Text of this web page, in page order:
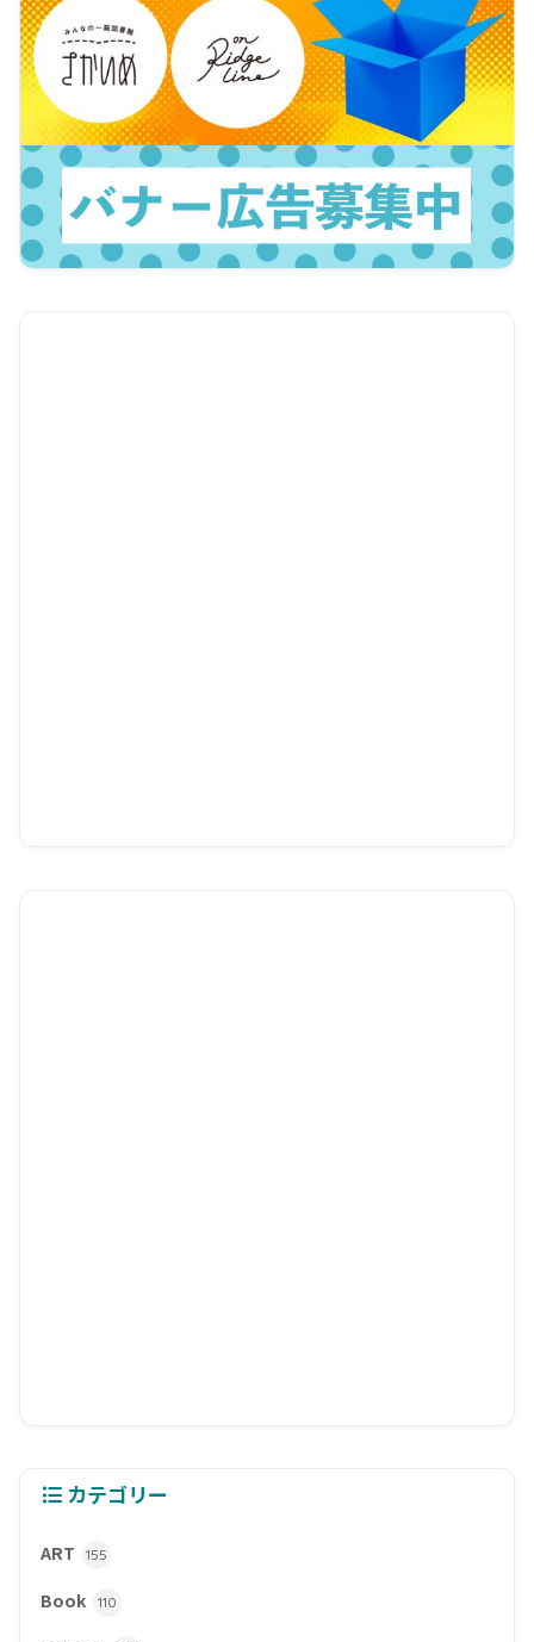
カテゴリー
ART 155
Book 110